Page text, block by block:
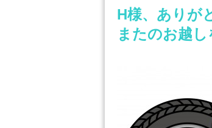
H様、ありが
またのお越し